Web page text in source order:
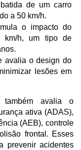
de um carro
a 50 km/h.
o impacto do
km/h, um tipo de
avalia o design do
lesões em
também avalia o
ativa (ADAS),
(AEB), controle
frontal. Esses
prevenir acidentes